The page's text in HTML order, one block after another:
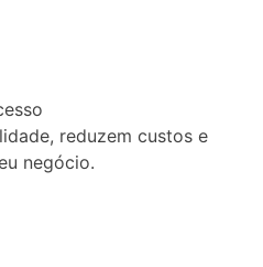
reduzem custos e
negócio.